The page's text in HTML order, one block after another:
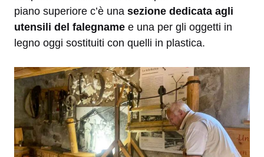
piano superiore c’è una sezione dedicata agli
utensili del falegname e una per gli oggetti in
legno oggi sostituiti con quelli in plastica.